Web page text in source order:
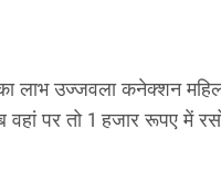
लाभ उज्जवला कनेक्शन
पर तो 1 हजार रूपए में